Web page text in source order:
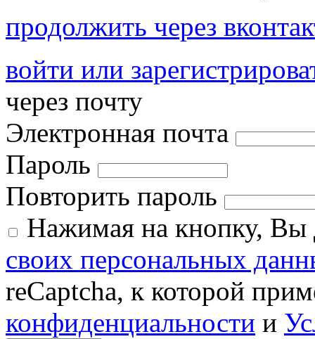
продолжить через
войти или
через почту
Электронная почта
Пароль
Повторить пароль
Нажимая на кнопку, Вы
своих персональных
reCaptcha, к которой
конфиденциальности и